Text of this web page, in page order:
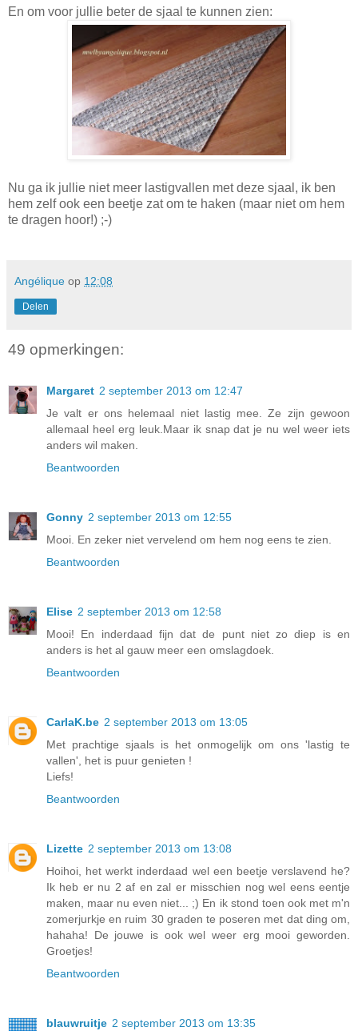
En om voor jullie beter de sjaal te kunnen zien:
Nu ga ik jullie niet meer lastigvallen met deze sjaal, ik ben
hem zelf ook een beetje zat om te haken (maar niet om hem
te dragen hoor!) ;-)
Angélique op 12:08
Delen
49 opmerkingen:
Margaret 2 september 2013 om 12:47
Je valt er ons helemaal niet lastig mee. Ze zijn gewoon
allemaal heel erg leuk.Maar ik snap dat je nu wel weer iets
anders wil maken.
Beantwoorden
Gonny 2 september 2013 om 12:55
Mooi. En zeker niet vervelend om hem nog eens te zien.
Beantwoorden
Elise 2 september 2013 om 12:58
Mooi! En inderdaad fijn dat de punt niet zo diep is en
anders is het al gauw meer een omslagdoek.
Beantwoorden
CarlaK.be 2 september 2013 om 13:05
Met prachtige sjaals is het onmogelijk om ons 'lastig te
vallen', het is puur genieten !
Liefs!
Beantwoorden
Lizette 2 september 2013 om 13:08
Hoihoi, het werkt inderdaad wel een beetje verslavend he?
Ik heb er nu 2 af en zal er misschien nog wel eens eentje
maken, maar nu even niet... ;) En ik stond toen ook met m'n
zomerjurkje en ruim 30 graden te poseren met dat ding om,
hahaha! De jouwe is ook wel weer erg mooi geworden.
Groetjes!
Beantwoorden
blauwruitje 2 september 2013 om 13:35